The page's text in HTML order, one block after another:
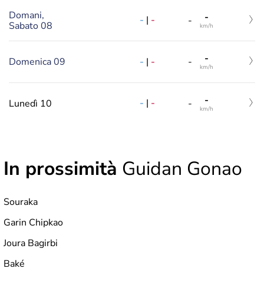
Domani,
Sabato 08
- | - - -
km/h
Domenica 09 - | - - -
km/h
Lunedì 10 - | - - -
km/h
In prossimità Guidan Gonao
Souraka
Garin Chipkao
Joura Bagirbi
Baké